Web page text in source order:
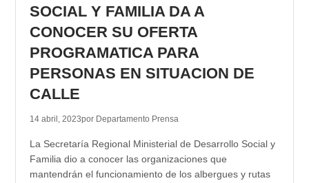
SOCIAL Y FAMILIA DA A
CONOCER SU OFERTA
PROGRAMATICA PARA
PERSONAS EN SITUACION DE
CALLE
14 abril, 2023por Departamento Prensa
La Secretaría Regional Ministerial de Desarrollo Social y
Familia dio a conocer las organizaciones que
mantendrán el funcionamiento de los albergues y rutas